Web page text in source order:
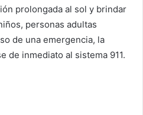
prolongada al sol y brindar
personas adultas
de una emergencia, la
de inmediato al sistema 911.